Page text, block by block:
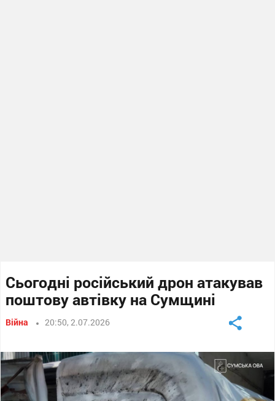
Сьогодні російський дрон атакував
поштову автівку на Сумщині
Війна 20:50, 2.07.2026